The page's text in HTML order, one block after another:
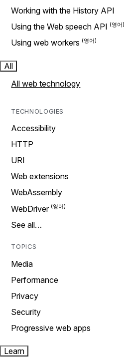
Working with the History API
Using the Web speech API
Using web workers
All
All web technology
TECHNOLOGIES
Accessibility
HTTP
URI
Web extensions
WebAssembly
WebDriver
See all…
TOPICS
Media
Performance
Privacy
Security
Progressive web apps
Learn